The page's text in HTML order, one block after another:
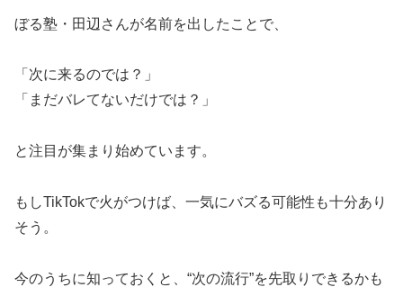
ぼる塾・田辺さんが名前を出したことで、
「次に来るのでは？」
「まだバレてないだけでは？」
と注目が集まり始めています。
もしTikTokで火がつけば、一気にバズる可能性も十分あり
そう。
今のうちに知っておくと、“次の流行”を先取りできるかも